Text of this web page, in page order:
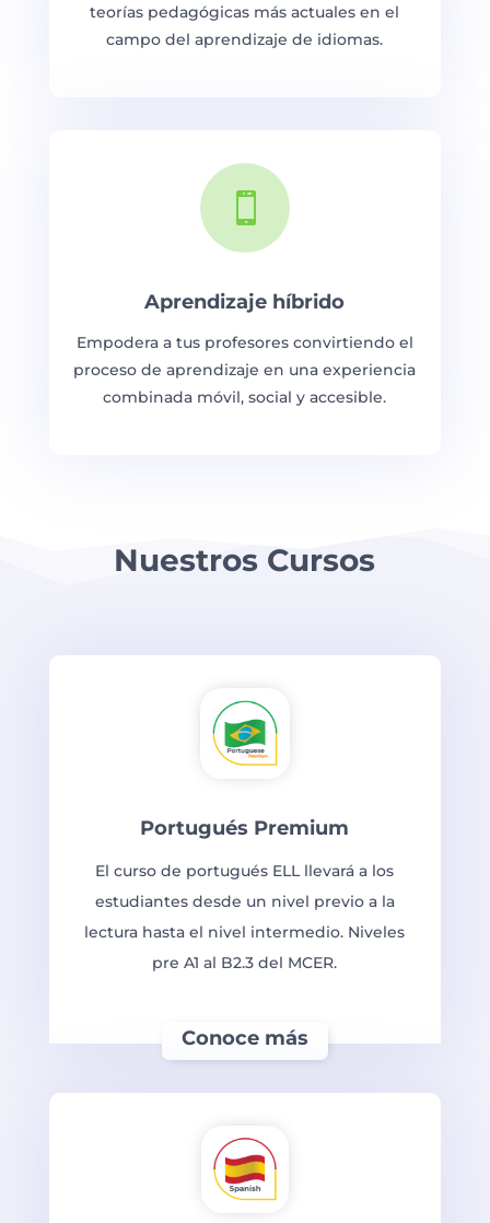
teorías pedagógicas más actuales en el
campo del aprendizaje de idiomas.

Aprendizaje híbrido
Empodera a tus profesores convirtiendo el
proceso de aprendizaje en una experiencia
combinada móvil, social y accesible.
Nuestros Cursos
Portugués Premium
El curso de portugués ELL llevará a los
estudiantes desde un nivel previo a la
lectura hasta el nivel intermedio. Niveles
pre A1 al B2.3 del MCER.
Conoce más